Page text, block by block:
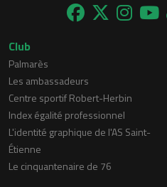
Club
Palmarès
Les ambassadeurs
Centre sportif Robert-Herbin
Index égalité professionnel
L'identité graphique de l'AS Saint-
Étienne
Le cinquantenaire de 76